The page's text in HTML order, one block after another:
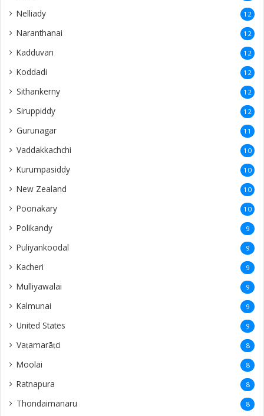
Nelliady 12
Naranthanai 12
Kadduvan 12
Koddadi 12
Sithankerny 12
Siruppiddy 12
Gurunagar 11
Vaddakkachchi 10
Kurumpasiddy 10
New Zealand 10
Poonakary 10
Polikandy 9
Puliyankoodal 9
Kacheri 9
Mulliyawalai 9
Kalmunai 9
United States 9
Vaṭamarāṭci 8
Moolai 8
Ratnapura 8
Thondaimanaru 8